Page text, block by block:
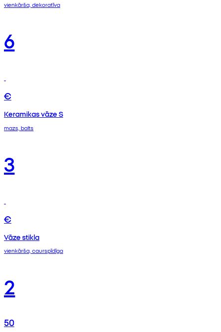
vienkārša, dekoratīva
6
€
Keramikas vāze S
mazs, balts
3
€
Vāze stikla
vienkārša, caurspīdīga
2
50